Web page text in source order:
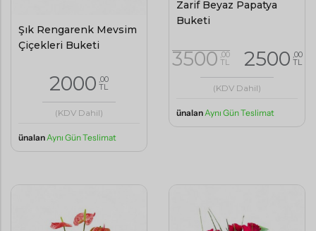
Şık Rengarenk Mevsim
Çiçekleri Buketi
2000 ,00
TL
(KDV Dahil)
ünalanAynı Gün Teslimat
Zarif Beyaz Papatya
Buketi
3500 ,00
TL 2500 ,00
TL
(KDV Dahil)
ünalan Aynı Gün Teslimat